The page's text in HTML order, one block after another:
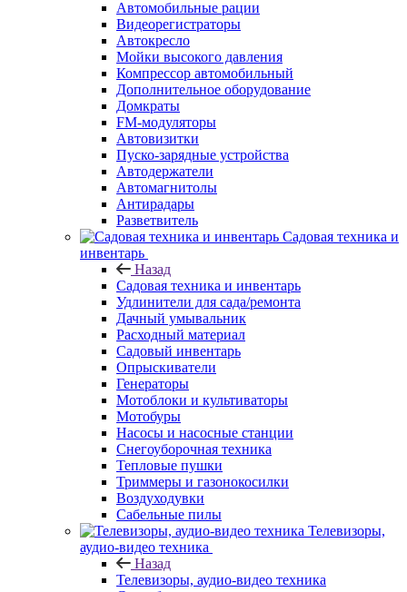
Автомобильные рации
Видеорегистраторы
Автокресло
Мойки высокого давления
Компрессор автомобильный
Дополнительное оборудование
Домкраты
FM-модуляторы
Автовизитки
Пуско-зарядные устройства
Автодержатели
Автомагнитолы
Антирадары
Разветвитель
Садовая техника и
инвентарь
Назад
Садовая техника и инвентарь
Удлинители для сада/ремонта
Дачный умывальник
Расходный материал
Садовый инвентарь
Опрыскиватели
Генераторы
Мотоблоки и культиваторы
Мотобуры
Насосы и насосные станции
Снегоуборочная техника
Тепловые пушки
Триммеры и газонокосилки
Воздуходувки
Сабельные пилы
Телевизоры,
аудио-видео техника
Назад
Телевизоры, аудио-видео техника